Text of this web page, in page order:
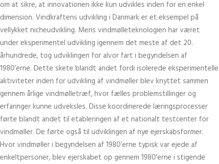
om at sikre, at innovationen ikke kun udvikles inden for en enkel
dimension. Vindkraftens udvikling i Danmark er et eksempel på
vellykket nicheudvikling. Mens vindmølleteknologien har været
under eksperimentel udvikling igennem det meste af det 20.
århundrede, tog udviklingen for alvor fart i begyndelsen af
1980’erne. Dette skete blandt andet fordi isolerede eksperimentelle
aktiviteter inden for udvikling af vindmøller blev knyttet sammen
gennem årlige vindmølletræf, hvor fælles problemstillinger og
erfaringer kunne udveksles. Disse koordinerede læringsprocesser
førte blandt andet til etableringen af et nationalt testcenter for
vindmøller. De førte også til udviklingen af nye ejerskabsformer.
Hvor vindmøller i begyndelsen af 1980’erne typisk var ejede af
enkeltpersoner, blev ejerskabet op gennem 1980’erne i stigende